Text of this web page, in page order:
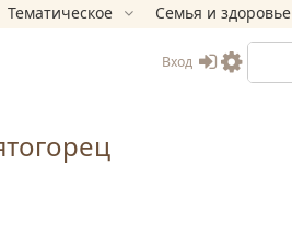
Тематическое Семья и здоровье
Вход